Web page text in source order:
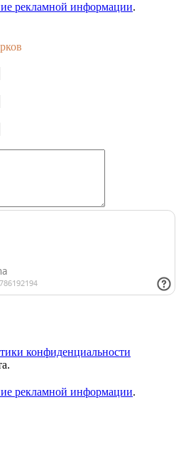
рекламной информации.
конфиденциальности
рекламной информации.